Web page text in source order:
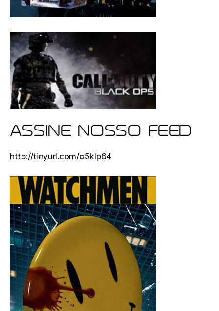
ASSINE NOSSO FEED
http://tinyurl.com/o5klp64